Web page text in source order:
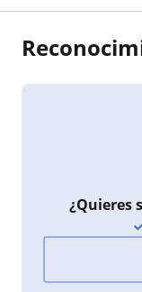
¿Quieres